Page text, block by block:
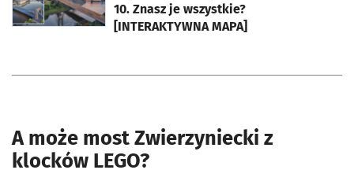
10. Znasz je wszystkie?
[INTERAKTYWNA MAPA]
A może most Zwierzyniecki z
klocków LEGO?